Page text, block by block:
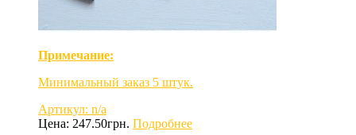
Примечание:
Минимальный заказ 5 штук.
Артикул: n/a
Цена: 247.50грн. Подробнее